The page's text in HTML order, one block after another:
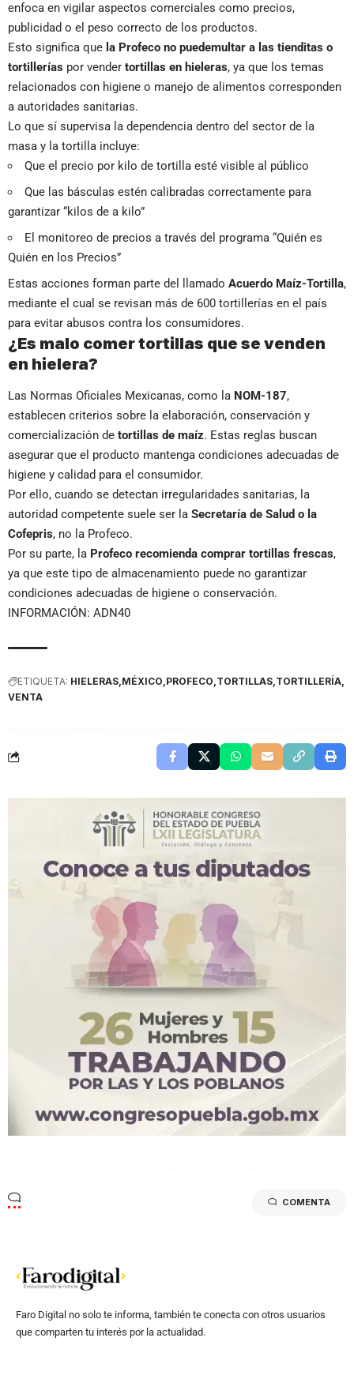
enfoca en vigilar aspectos comerciales como precios,
publicidad o el peso correcto de los productos.
Esto significa que la Profeco no puedemultar a las tienditas o
tortillerías por vender tortillas en hieleras, ya que los temas
relacionados con higiene o manejo de alimentos corresponden
a autoridades sanitarias.
Lo que sí supervisa la dependencia dentro del sector de la
masa y la tortilla incluye:
Que el precio por kilo de tortilla esté visible al público
Que las básculas estén calibradas correctamente para
garantizar “kilos de a kilo”
El monitoreo de precios a través del programa “Quién es
Quién en los Precios”
Estas acciones forman parte del llamado Acuerdo Maíz-Tortilla,
mediante el cual se revisan más de 600 tortillerías en el país
para evitar abusos contra los consumidores.
¿Es malo comer tortillas que se venden
en hielera?
Las Normas Oficiales Mexicanas, como la NOM-187,
establecen criterios sobre la elaboración, conservación y
comercialización de tortillas de maíz. Estas reglas buscan
asegurar que el producto mantenga condiciones adecuadas de
higiene y calidad para el consumidor.
Por ello, cuando se detectan irregularidades sanitarias, la
autoridad competente suele ser la Secretaría de Salud o la
Cofepris, no la Profeco.
Por su parte, la Profeco recomienda comprar tortillas frescas,
ya que este tipo de almacenamiento puede no garantizar
condiciones adecuadas de higiene o conservación.
INFORMACIÓN: ADN40
ETIQUETA: HIELERAS MÉXICO PROFECO TORTILLAS TORTILLERÍA
VENTA
COMENTA
Faro Digital no solo te informa, también te conecta con otros usuarios
que comparten tu interés por la actualidad.